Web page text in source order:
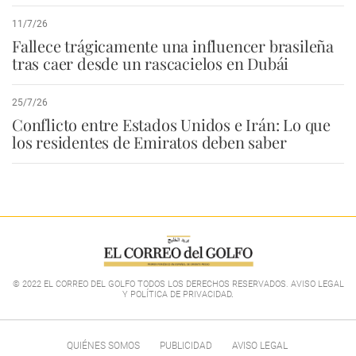
11/7/26
Fallece trágicamente una influencer brasileña
tras caer desde un rascacielos en Dubái
25/7/26
Conflicto entre Estados Unidos e Irán: Lo que
los residentes de Emiratos deben saber
© 2022 EL CORREO DEL GOLFO TODOS LOS DERECHOS RESERVADOS. AVISO LEGAL
Y POLÍTICA DE PRIVACIDAD.
QUIÉNES SOMOS PUBLICIDAD AVISO LEGAL